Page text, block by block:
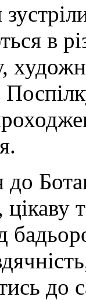
в
до
до